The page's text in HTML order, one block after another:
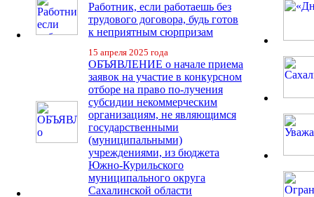
Работник, если работаешь без
трудового договора, будь готов
к неприятным сюрпризам
15 апреля 2025 года
ОБЪЯВЛЕНИЕ о начале приема
заявок на участие в конкурсном
отборе на право по-лучения
субсидии некоммерческим
организациям, не являющимся
государственными
(муниципальными)
учреждениями, из бюджета
Южно-Курильского
муниципального округа
Сахалинской области